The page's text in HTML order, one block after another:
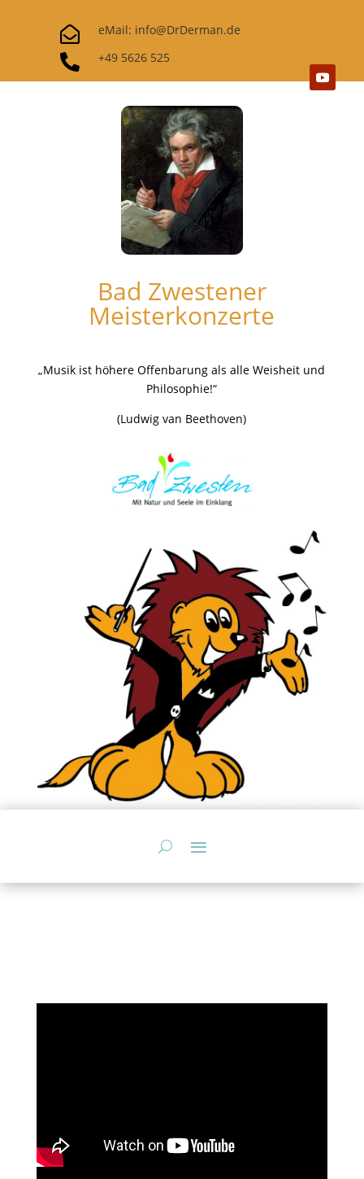
 eMail: info@DrDerman.de
 +49 5626 525
Bad Zwestener
Meisterkonzerte
„Musik ist höhere Offenbarung als alle Weisheit und
Philosophie!“
(Ludwig van Beethoven)